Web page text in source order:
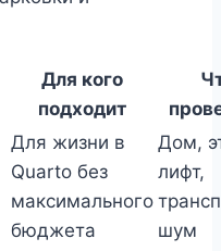
Для кого
подходит
Для жизни в
Quarto без
максимального
бюджета
Дом,
лифт,
шум